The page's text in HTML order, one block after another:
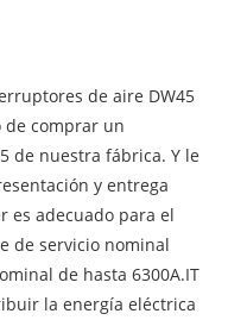
de aire DW45
de comprar un
de nuestra fábrica. Y le
y entrega
es adecuado para el
de servicio nominal
de hasta 6300A.IT
la energía eléctrica